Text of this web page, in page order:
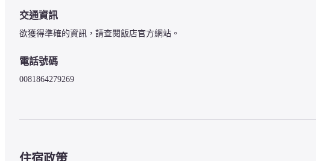
交通資訊
欲獲得準確的資訊，請查閱飯店官方網站。
電話號碼
0081864279269